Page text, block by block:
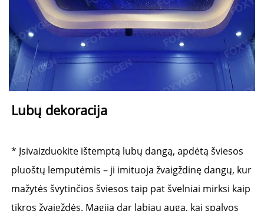
Lubų dekoracija
* Įsivaizduokite ištemptą lubų dangą, apdėtą šviesos
pluoštų lemputėmis – ji imituoja žvaigždinę dangų, kur
mažytės švytinčios šviesos taip pat švelniai mirksi kaip
tikros žvaigždės. Magija dar labiau auga, kai spalvos